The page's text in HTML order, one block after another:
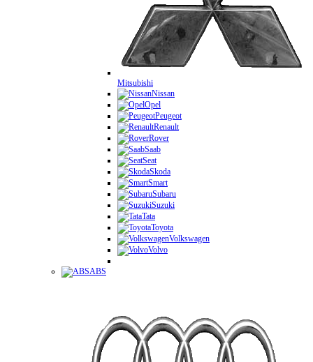
Mitsubishi
Nissan
Opel
Peugeot
Renault
Rover
Saab
Seat
Skoda
Smart
Subaru
Suzuki
Tata
Toyota
Volkswagen
Volvo
ABS